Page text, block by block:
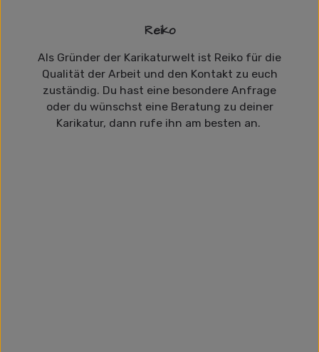
Reiko
Als Gründer der Karikaturwelt ist Reiko für die
Qualität der Arbeit und den Kontakt zu euch
zuständig. Du hast eine besondere Anfrage
oder du wünschst eine Beratung zu deiner
Karikatur, dann rufe ihn am besten an.